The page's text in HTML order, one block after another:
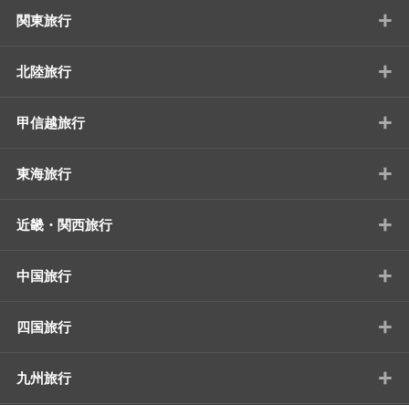
関東旅行 +
北陸旅行 +
甲信越旅行 +
東海旅行 +
近畿・関西旅行 +
中国旅行 +
四国旅行 +
九州旅行 +